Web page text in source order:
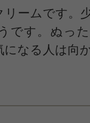
ームです。
です。ぬっ
なる人は向